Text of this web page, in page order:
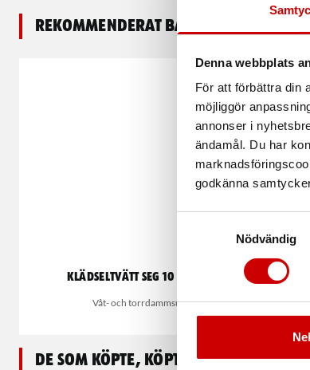
Denna webbplats
För att förbättra din
möjliggör
annonser i
ändamål. Du har
godkänna
Nödvändig
Rekommenderat baserat på vald
Klädseltvätt SEG 10 Compact
Våt- och torrdammsugare
De som köpte, köpte även